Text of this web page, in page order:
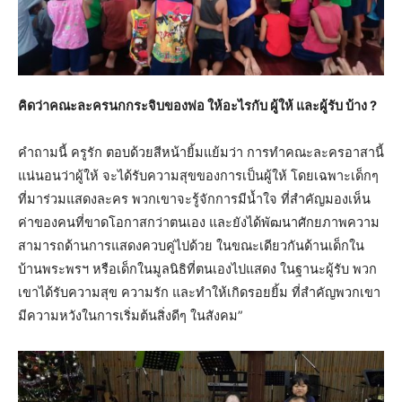
คิดว่าคณะละครนกกระจิบของพ่อ ให้อะไรกับ ผู้ให้ และผู้รับ บ้าง ?
คำถามนี้ ครูรัก ตอบด้วยสีหน้ายิ้มแย้มว่า การทำคณะละครอาสานี้
แน่นอนว่าผู้ให้ จะได้รับความสุขของการเป็นผู้ให้ โดยเฉพาะเด็กๆ
ที่มาร่วมแสดงละคร พวกเขาจะรู้จักการมีน้ำใจ ที่สำคัญมองเห็น
ค่าของคนที่ขาดโอกาสกว่าตนเอง และยังได้พัฒนาศักยภาพความ
สามารถด้านการแสดงควบคู่ไปด้วย ในขณะเดียวกันด้านเด็กใน
บ้านพระพรฯ หรือเด็กในมูลนิธิที่ตนเองไปแสดง ในฐานะผู้รับ พวก
เขาได้รับความสุข ความรัก และทำให้เกิดรอยยิ้ม ที่สำคัญพวกเขา
มีความหวังในการเริ่มต้นสิ่งดีๆ ในสังคม”